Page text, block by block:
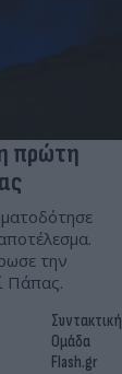
πρώτη
την
Πάπας.
Συντακτική
Ομάδα
Flash.gr